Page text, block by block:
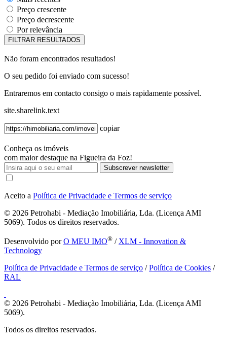
Preço crescente
Preço decrescente
Por relevância
Não foram encontrados resultados!
O seu pedido foi enviado com sucesso!
Entraremos em contacto consigo o mais rapidamente possível.
site.sharelink.text
copiar
Conheça os imóveis
com maior destaque na Figueira da Foz!
Subscrever newsletter
Aceito a Política de Privacidade e Termos de serviço
© 2026 Petrohabi - Mediação Imobiliária, Lda. (Licença AMI
5069). Todos os direitos reservados.
Desenvolvido porO MEU IMO® / XLM - Innovation &
Technology
Política de Privacidade e Termos de serviço /Política de Cookies /
RAL
© 2026 Petrohabi - Mediação Imobiliária, Lda. (Licença AMI
5069).
Todos os direitos reservados.